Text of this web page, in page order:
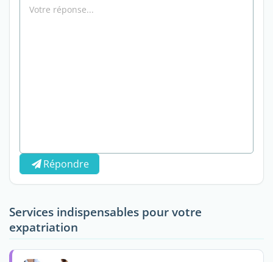
Répondre
Services indispensables pour votre
expatriation